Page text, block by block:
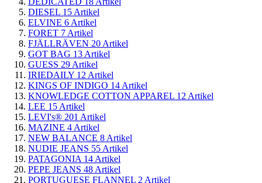
DIESEL 15 Artikel
ELVINE 6 Artikel
FORET 7 Artikel
FJÄLLRÄVEN 20 Artikel
GOT BAG 13 Artikel
GUESS 29 Artikel
IRIEDAILY 12 Artikel
KINGS OF INDIGO 14 Artikel
KNOWLEDGE COTTON APPAREL 12 Artikel
LEE 15 Artikel
LEVI's® 201 Artikel
MAZINE 4 Artikel
NEW BALANCE 8 Artikel
NUDIE JEANS 55 Artikel
PATAGONIA 14 Artikel
PEPE JEANS 48 Artikel
PORTUGUESE FLANNEL 2 Artikel